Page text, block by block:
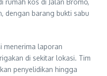
rumah kos di Jalan Bromo,
dengan barang bukti sabu
menerima laporan
di sekitar lokasi. Tim
penyelidikan hingga